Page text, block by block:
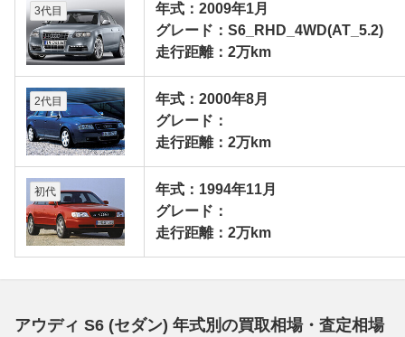
3代目
年式：2009年1月
グレード：S6_RHD_4WD(AT_5.2)
走行距離：2万km
2代目
年式：2000年8月
グレード：
走行距離：2万km
初代
年式：1994年11月
グレード：
走行距離：2万km
アウディ S6 (セダン) 年式別の買取相場・査定相場